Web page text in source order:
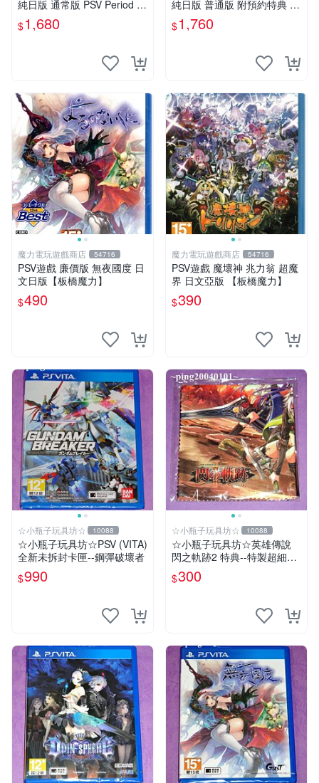
純日版 通常版 PSV Period ～
鳥籠之阿瑪迪斯～ 普通版 純
日版
$1,680
純日版 普通版 附預約特典 P
SV 東京山手 BOYS for V MAI
N DISC
$1,760
魔力電玩遊戲商店 54716
PSV遊戲 廉價版 無夜國度 日
文日版【板橋魔力】
$490
魔力電玩遊戲商店 54716
PSV遊戲 魔壞神 兆力翁 超魔
界 日文亞版 【板橋魔力】
$390
☆小瓶子玩具坊☆ 10088
☆小瓶子玩具坊☆PSV (VITA)
全新未拆封卡匣--鋼彈破壞者
$990
☆小瓶子玩具坊☆ 10088
☆小瓶子玩具坊☆英雄傳說
閃之軌跡2 特典--特製超細纖
維掛布 (無遊戲卡匣唷)
$300